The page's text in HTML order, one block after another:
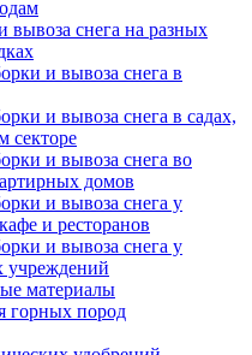
вывоза снега на разных
и вывоза снега в
и вывоза снега в садах,
секторе
и вывоза снега во
домов
и вывоза снега у
и ресторанов
и вывоза снега у
учреждений
материалы
горных пород